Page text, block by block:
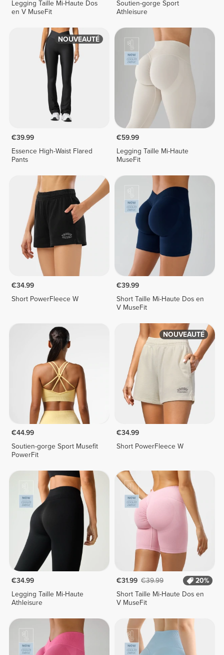
Legging Taille Mi-Haute Dos
en V MuseFit
Soutien-gorge Sport
Athleisure
NOUVEAUTÉ
€39.99
Essence High-Waist Flared
Pants
€59.99
Legging Taille Mi-Haute
MuseFit
€34.99
Short PowerFleece W
€39.99
Short Taille Mi-Haute Dos en
V MuseFit
€44.99
Soutien-gorge Sport Musefit
PowerFit
NOUVEAUTÉ
€34.99
Short PowerFleece W
€34.99
Legging Taille Mi-Haute
Athleisure
€31.99 €39.99
20%
Short Taille Mi-Haute Dos en
V MuseFit